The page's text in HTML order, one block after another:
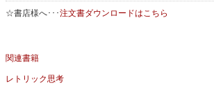
☆書店様へ･･･注文書ダウンロードはこちら
関連書籍
レトリック思考